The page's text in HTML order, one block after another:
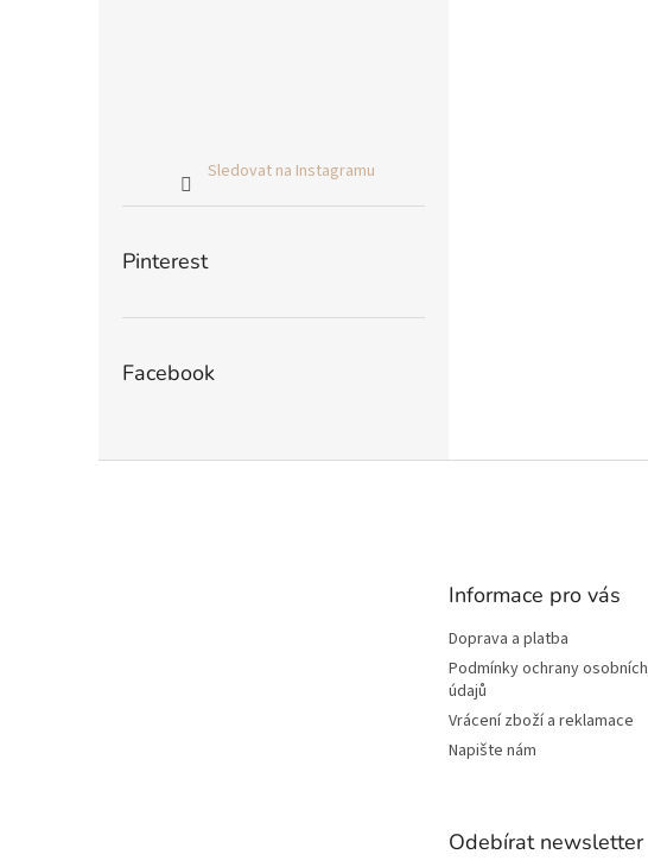
Sledovat na Instagramu
Pinterest
Facebook
Informace pro vás
Doprava a platba
Podmínky ochrany osobních
údajů
Vrácení zboží a reklamace
Napište nám
Odebírat newsletter